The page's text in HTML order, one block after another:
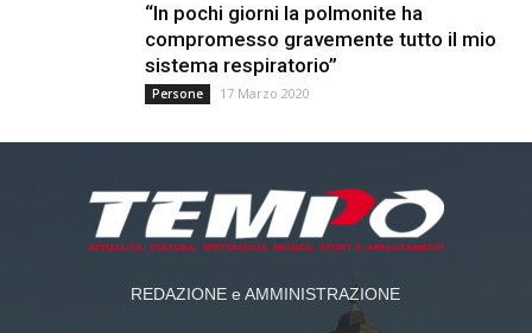
“In pochi giorni la polmonite ha
compromesso gravemente tutto il mio
sistema respiratorio”
Persone 17 Marzo 2020
REDAZIONE e AMMINISTRAZIONE